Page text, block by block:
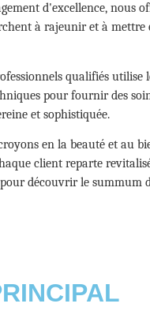
d'excellence, nous
à rajeunir et à mettre
qualifiés utilise
pour fournir des
et sophistiquée.
en la beauté et au
client reparte
découvrir le summum